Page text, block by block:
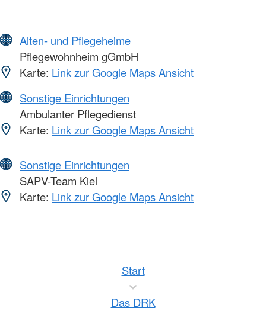
Alten- und Pflegeheime
Pflegewohnheim gGmbH
Karte: Link zur Google Maps Ansicht
Sonstige Einrichtungen
Ambulanter Pflegedienst
Karte: Link zur Google Maps Ansicht
Sonstige Einrichtungen
SAPV-Team Kiel
Karte: Link zur Google Maps Ansicht
Start
Das DRK